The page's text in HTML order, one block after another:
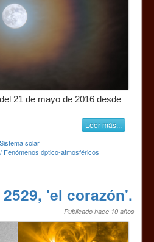
21 de mayo de 2016 desde
Leer más...
solar
Fenómenos óptico-atmosféricos
'el corazón'.
Publicado hace 10 años